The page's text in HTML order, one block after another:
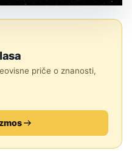
priče o znanosti,